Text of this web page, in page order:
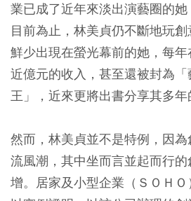
業已成了近年來淡出演藝圈的
目前為止，林美貞仍不斷地玩創
鮮少出現在螢光幕前的她，每
近億元的收入，甚至還被封為
王」，近來更將出書分享其多年
然而，林美貞並不是特例，因
流風潮，其中坐而言並起而行
增。居家及小型企業（ＳＯＨ